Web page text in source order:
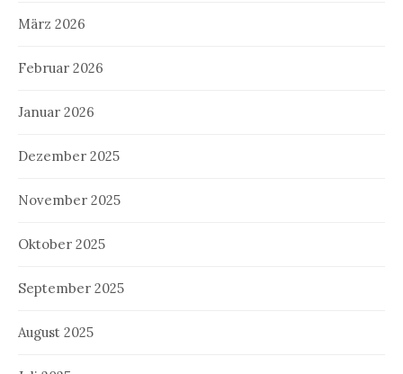
März 2026
Februar 2026
Januar 2026
Dezember 2025
November 2025
Oktober 2025
September 2025
August 2025